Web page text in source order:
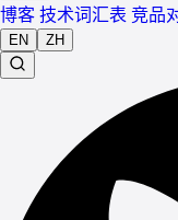
博客技术词汇表 竞品
EN ZH